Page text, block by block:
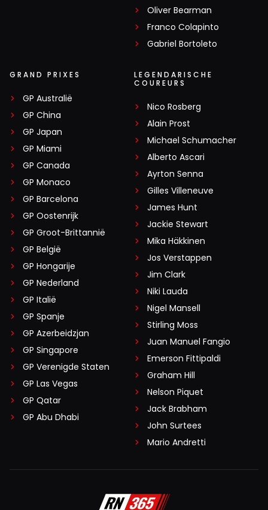
Oliver Bearman
Franco Colapinto
Gabriel Bortoleto
GRAND PRIXES
GP Australië
GP China
GP Japan
GP Miami
GP Canada
GP Monaco
GP Barcelona
GP Oostenrijk
GP Groot-Brittannië
GP België
GP Hongarije
GP Nederland
GP Italië
GP Spanje
GP Azerbeidzjan
GP Singapore
GP Verenigde Staten
GP Las Vegas
GP Qatar
GP Abu Dhabi
LEGENDARISCHE
COUREURS
Nico Rosberg
Alain Prost
Michael Schumacher
Alberto Ascari
Ayrton Senna
Gilles Villeneuve
James Hunt
Jackie Stewart
Mika Häkkinen
Jos Verstappen
Jim Clark
Niki Lauda
Nigel Mansell
Stirling Moss
Juan Manuel Fangio
Emerson Fittipaldi
Graham Hill
Nelson Piquet
Jack Brabham
John Surtees
Mario Andretti